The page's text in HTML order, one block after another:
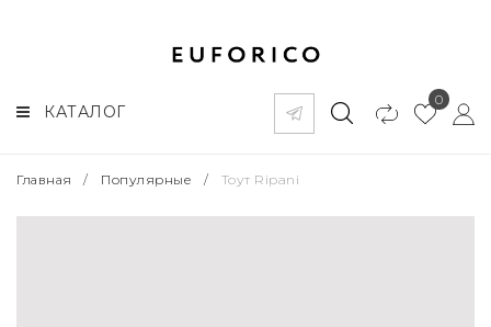
КАТАЛОГ
0
Главная / Популярные / Тоут Ripani